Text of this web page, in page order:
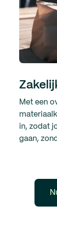
Met een
in, zodat
gaan,